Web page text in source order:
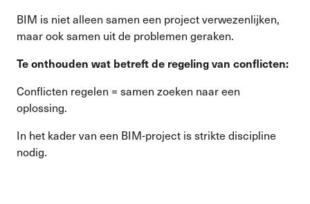
BIM is niet alleen samen een project verwezenlijken,
maar ook samen uit de problemen geraken.
Te onthouden wat betreft de regeling van conflicten:
Conflicten regelen = samen zoeken naar een
oplossing.
In het kader van een BIM-project is strikte discipline
nodig.